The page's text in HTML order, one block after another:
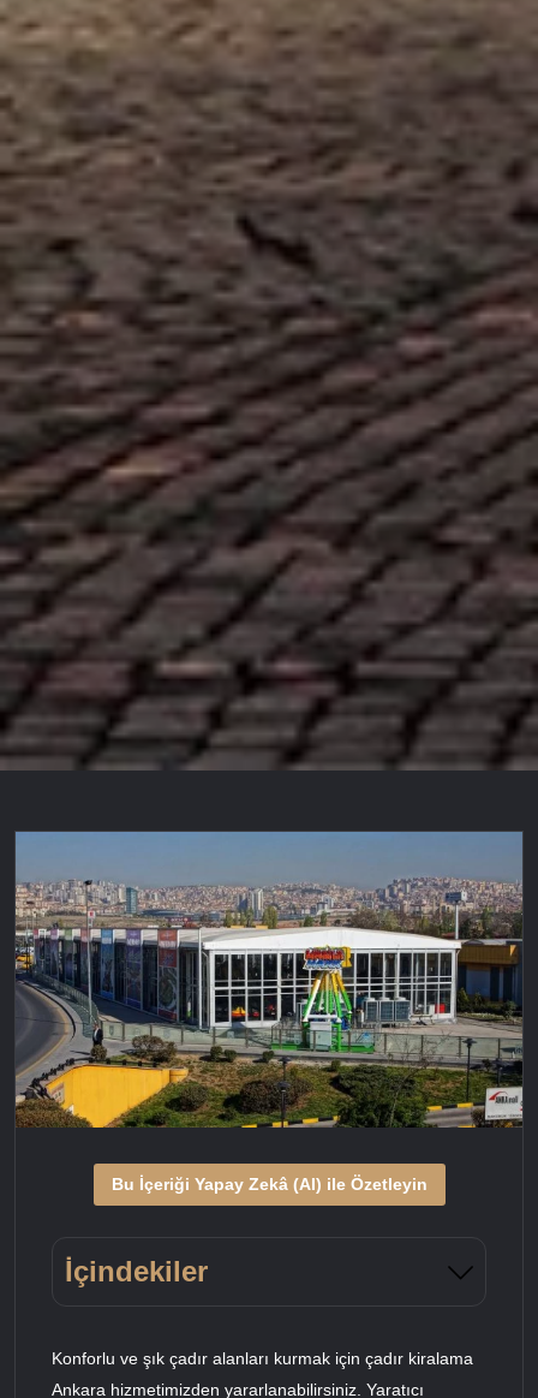
Bu İçeriği Yapay Zekâ (AI) ile Özetleyin
İçindekiler
Konforlu ve şık çadır alanları kurmak için çadır kiralama
Ankara hizmetimizden yararlanabilirsiniz. Yaratıcı